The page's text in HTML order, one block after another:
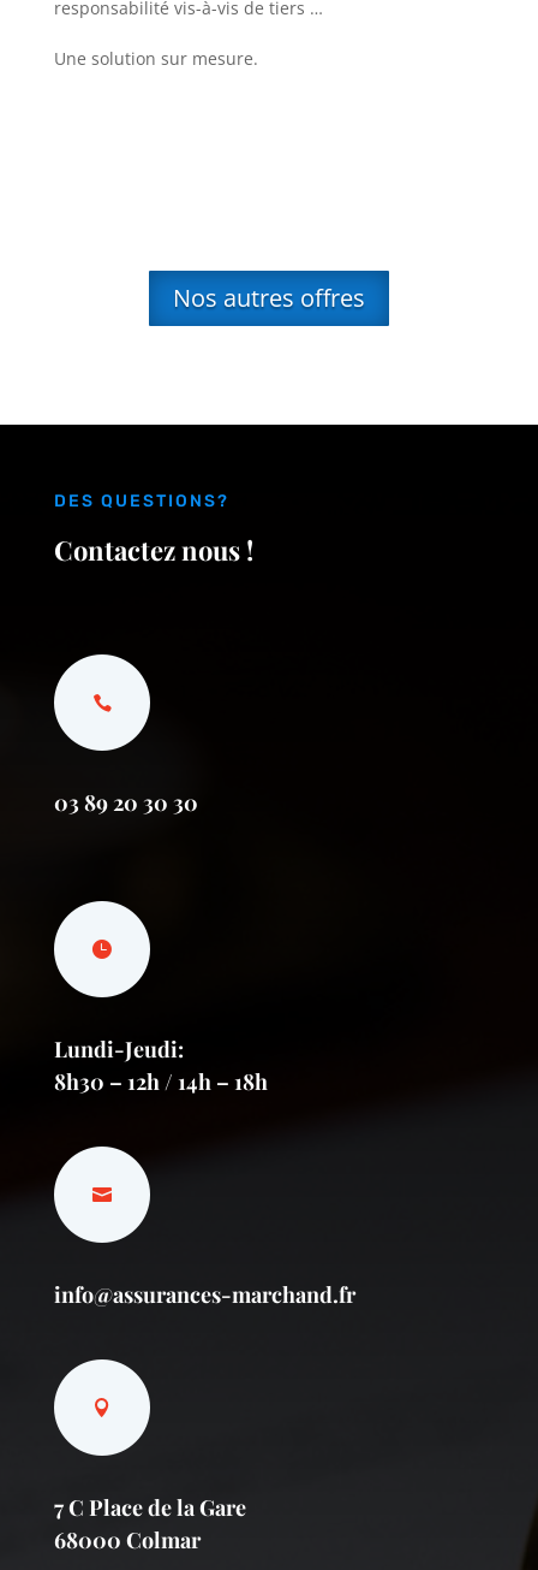
responsabilité vis-à-vis de tiers …
Une solution sur mesure.
Nos autres offres
DES QUESTIONS?
Contactez nous !
03 89 20 30 30
Lundi-Jeudi:
8h30 – 12h / 14h – 18h
info@assurances-marchand.fr
7 C Place de la Gare
68000 Colmar